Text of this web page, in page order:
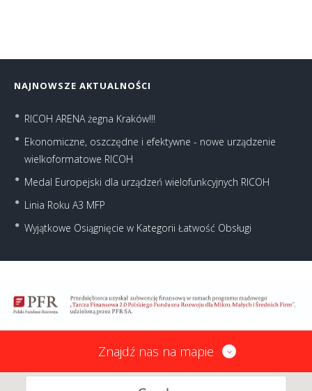
NAJNOWSZE AKTUALNOŚCI
RICOH ARENA żegna Kraków!!!
Ekonomiczne, oszczędne i efektywne - nowe urządzenie
wielkoformatowe RICOH
Medal Europejski dla urządzeń wielofunkcyjnych RICOH
Linia Roku A3 MFP
Wyjątkowe Osiągnięcie w Kategorii Łatwość Obsługi
Znajdź nas na mapie